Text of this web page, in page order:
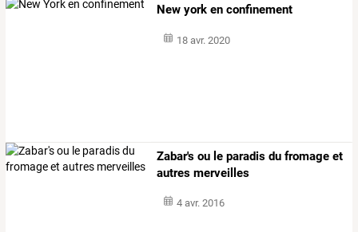
New york en confinement
18 avr. 2020
Zabar's ou le paradis du fromage et
autres merveilles
4 avr. 2016